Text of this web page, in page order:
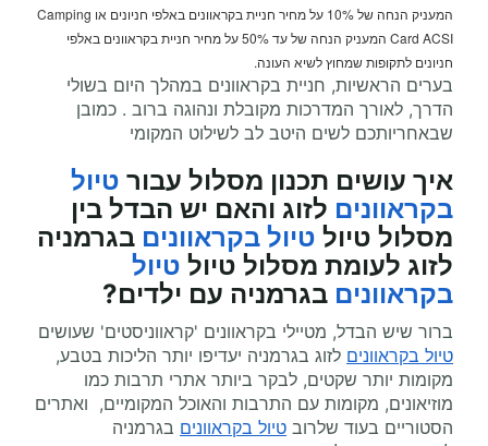
המעניק הנחה של 10% על מחיר חניית בקראוונים באלפי חניונים או Camping
Card ACSI המעניק הנחה של עד 50% על מחיר חניית בקראוונים באלפי
חניונים לתקופות שמחוץ לשיא העונה.
בערים הראשיות, חניית בקראוונים במהלך היום בשולי
הדרך, לאורך המדרכות מקובלת ונהוגה ברוב . כמובן
שבאחריותכם לשים היטב לב לשילוט המקומי
איך עושים תכנון מסלול עבור טיול
בקראוונים לזוג והאם יש הבדל בין
מסלול טיול טיול בקראוונים בגרמניה
לזוג לעומת מסלול טיול טיול
בקראוונים בגרמניה עם ילדים?
ברור שיש הבדל, מטיילי בקראוונים 'קראווניסטים' שעושים
טיול בקראוונים לזוג בגרמניה יעדיפו יותר הליכות בטבע,
מקומות יותר שקטים, לבקר ביותר אתרי תרבות כמו
מוזיאונים, מקומות עם התרבות והאוכל המקומיים, ואתרים
הסטוריים בעוד שלרוב טיול בקראוונים בגרמניה